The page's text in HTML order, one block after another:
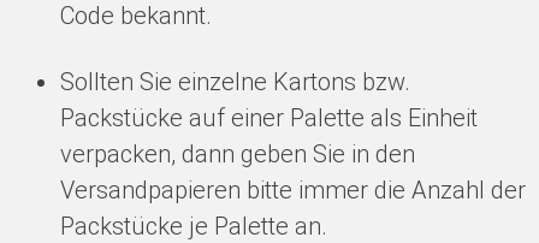
Code bekannt.
Sollten Sie einzelne Kartons bzw.
Packstücke auf einer Palette als Einheit
verpacken, dann geben Sie in den
Versandpapieren bitte immer die Anzahl der
Packstücke je Palette an.